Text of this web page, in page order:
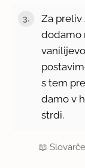
Za preliv
dodamo
s tem
damo v
strdi.
📖